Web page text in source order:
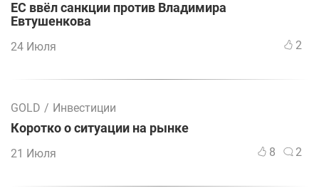
ЕС ввёл санкции против Владимира
Евтушенкова
24 Июля 2
GOLD / Инвестиции
Коротко о ситуации на рынке
21 Июля 8 2